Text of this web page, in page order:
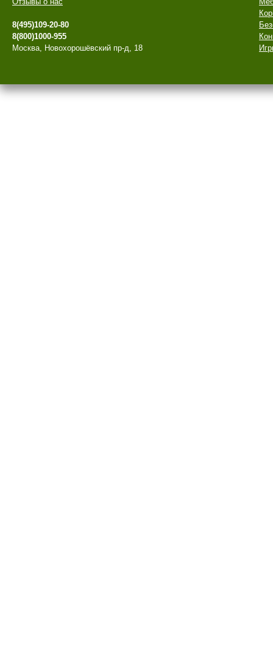
8(495)109-20-80
8(800)1000-955
Москва, Новохорошёвский пр-д, 18